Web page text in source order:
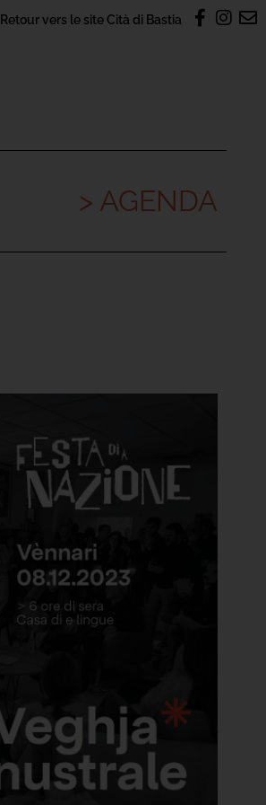
Retour vers le site Cità di Bastia
> AGENDA